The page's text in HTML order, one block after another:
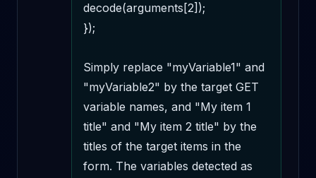
decode(arguments[2]);
});
Simply replace "myVariable1" and
"myVariable2" by the target GET
variable names, and "My item 1
title" and "My item 2 title" by the
titles of the target items in the
form. The variables detected as